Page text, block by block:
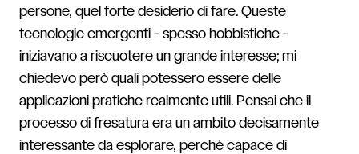
persone, quel forte desiderio di fare. Queste
tecnologie emergenti - spesso hobbistiche -
iniziavano a riscuotere un grande interesse; mi
chiedevo però quali potessero essere delle
applicazioni pratiche realmente utili. Pensai che il
processo di fresatura era un ambito decisamente
interessante da esplorare, perché capace di